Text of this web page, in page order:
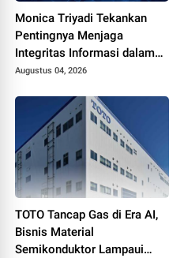
Monica Triyadi Tekankan
Pentingnya Menjaga
Integritas Informasi dalam
Riset Perusahaan ASEAN
Augustus 04, 2026
TOTO Tancap Gas di Era AI,
Bisnis Material
Semikonduktor Lampaui